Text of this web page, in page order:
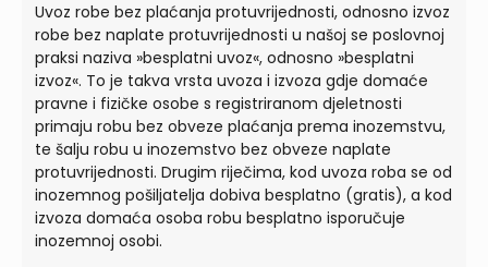
Uvoz robe bez plaćanja protuvrijednosti, odnosno izvoz
robe bez naplate protuvrijednosti u našoj se poslovnoj
praksi naziva »besplatni uvoz«, odnosno »besplatni
izvoz«. To je takva vrsta uvoza i izvoza gdje domaće
pravne i fizičke osobe s registriranom djeletnosti
primaju robu bez obveze plaćanja prema inozemstvu,
te šalju robu u inozemstvo bez obveze naplate
protuvrijednosti. Drugim riječima, kod uvoza roba se od
inozemnog pošiljatelja dobiva besplatno (gratis), a kod
izvoza domaća osoba robu besplatno isporučuje
inozemnoj osobi.